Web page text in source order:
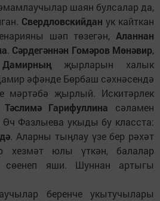
шаян булсалар да,
Свердловскийдан ук кайткан
шәп төзегән,Аланнан
. Сәрдегәннән Гомәров Мөнәвир,
җырларын халык
әфәнде Бөрбаш сәхнәсендә
мәртәбә җырлый. Искитәрлек
Тәслимә Гарифуллина сәламен
Фазлыева укыды бу класста:
. Аларны тыңлау үзе бер рәхәт
хезмәт юлы үткән, балалар
сөенеп яши. Шуннан артыгы
беренче укытучылары